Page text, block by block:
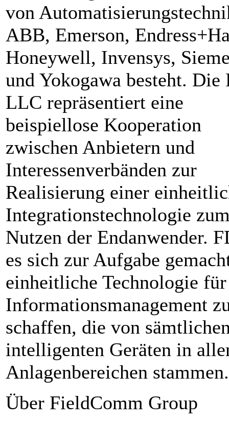
von
ABB, Emerson,
Honeywell, Invensys,
und Yokogawa besteht. Die
LLC repräsentiert eine
beispiellose Kooperation
zwischen Anbietern und
Interessenverbänden zur
Realisierung einer
Integrationstechnologie
Nutzen der Endanwender.
es sich zur Aufgabe
einheitliche Technologie für
Informationsmanagement
schaffen, die von
intelligenten Geräten in
Anlagenbereichen stammen.
Über FieldComm Group